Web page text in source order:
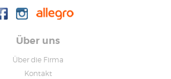
Über uns
Über die Firma
Kontakt